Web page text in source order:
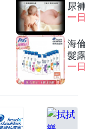
尿
一
海
髮
一